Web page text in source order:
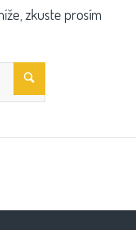
zkuste prosím